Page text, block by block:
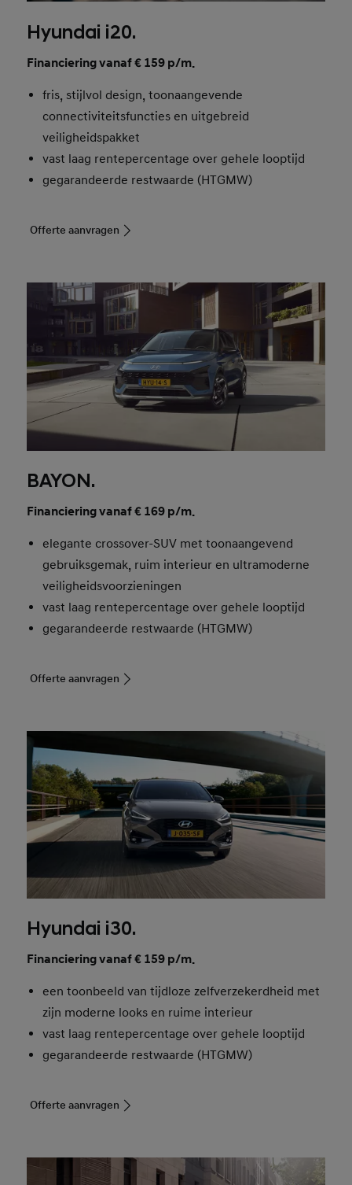
Hyundai i20.
Financiering vanaf € 159 p/m.
fris, stijlvol design, toonaangevende
connectiviteitsfuncties en uitgebreid
veiligheidspakket
vast laag rentepercentage over gehele looptijd
gegarandeerde restwaarde (HTGMW)
Offerte aanvragen
BAYON.
Financiering vanaf € 169 p/m.
elegante crossover-SUV met toonaangevend
gebruiksgemak, ruim interieur en ultramoderne
veiligheidsvoorzieningen
vast laag rentepercentage over gehele looptijd
gegarandeerde restwaarde (HTGMW)
Offerte aanvragen
Hyundai i30.
Financiering vanaf € 159 p/m.
een toonbeeld van tijdloze zelfverzekerdheid met
zijn moderne looks en ruime interieur
vast laag rentepercentage over gehele looptijd
gegarandeerde restwaarde (HTGMW)
Offerte aanvragen